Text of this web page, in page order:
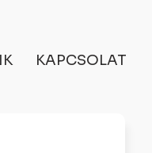
KAPCSOLAT